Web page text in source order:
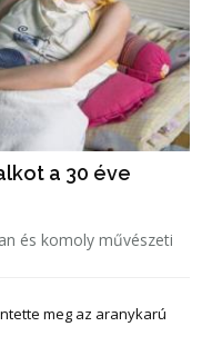
a 30 éve
és komoly művészeti